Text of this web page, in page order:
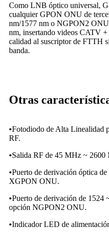
Como LNB óptico universal,
cualquier GPON ONU de
nm/1577 nm o NGPON2
nm, insertando videos CATV
calidad al suscriptor de FTTH
banda.
Otras
•Fotodiodo de Alta Linealidad
RF.
•Salida RF de 45 MHz ~ 2600
•Puerto de derivación óptica
XGPON ONU.
•Puerto de derivación de 1524
opción NGPON2 ONU.
•Indicador LED de